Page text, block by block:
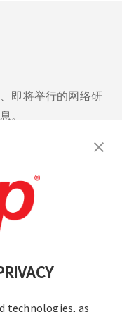
technologies, as
即将举行的网络研
。
则 | 网站地图